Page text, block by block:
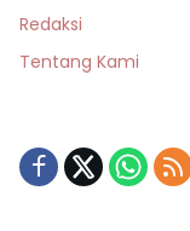
Redaksi
Tentang Kami